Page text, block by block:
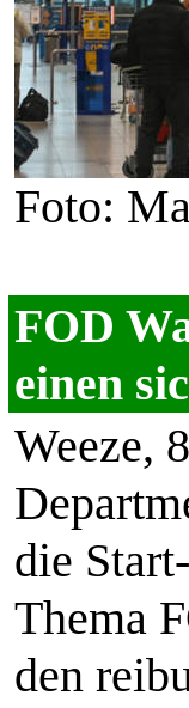
Foto:
FOD
einen
Weeze,
die
Thema
den